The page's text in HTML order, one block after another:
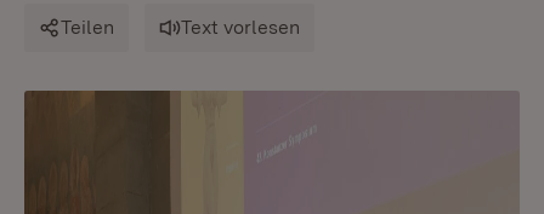
Teilen Text vorlesen